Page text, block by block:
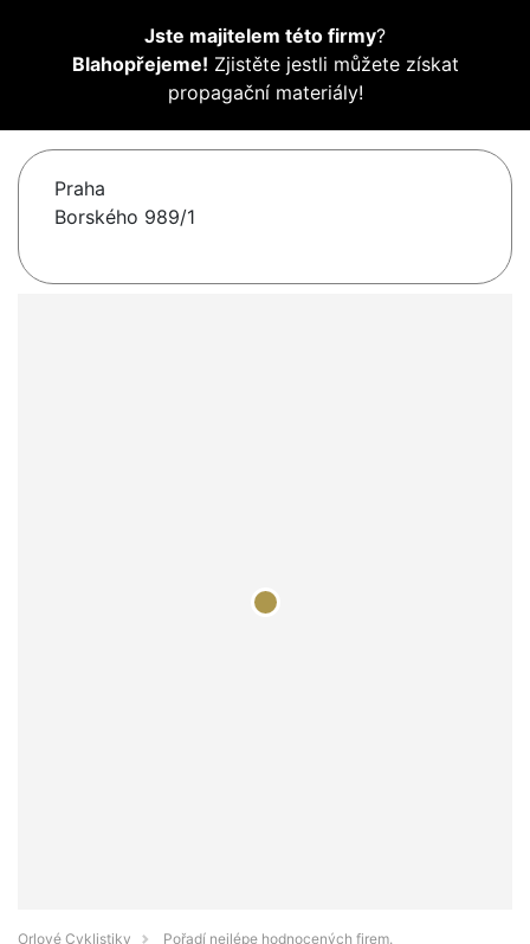
Jste majitelem této firmy?
Blahopřejeme! Zjistěte jestli můžete získat
propagační materiály!
Praha
Borského 989/1
Orlové Cyklistiky
Pořadí nejlépe hodnocených firem.